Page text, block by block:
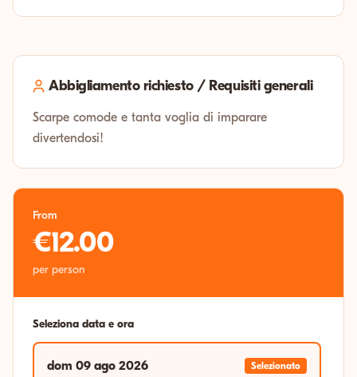
Abbigliamento richiesto / Requisiti generali
Scarpe comode e tanta voglia di imparare
divertendosi!
From
€12.00
per person
Seleziona data e ora
dom 09 ago 2026 Selezionato